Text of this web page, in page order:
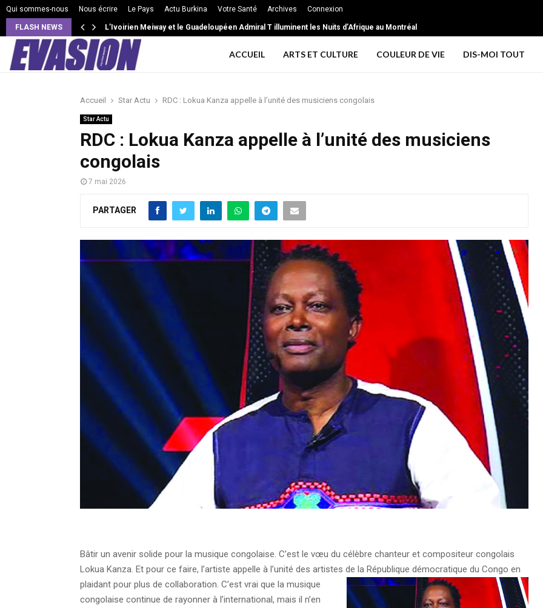
Qui sommes-nous Nous écrire Le Pays Actu Burkina Votre Santé Archives Connexion
FLASH NEWS L’Ivoirien Meiway et le Guadeloupéen Admiral T illuminent les Nuits d’Afrique au Montréal
VIE DE COUPLE: Intensité, isolement, jalousie extrême … les signes d’une relation toxique
ACCUEIL ARTS ET CULTURE COULEUR DE VIE DIS-MOI TOUT
Accueil Star Actu RDC : Lokua Kanza appelle à l’unité des musiciens congolais
Star Actu
RDC : Lokua Kanza appelle à l’unité des musiciens
congolais
7 mai 2026
PARTAGER
Bâtir un avenir solide pour la musique congolaise. C’est le vœu du célèbre chanteur et compositeur congolais
Lokua Kanza. Et pour ce faire, l’artiste appelle à l’unité des artistes de la République démocratique du Congo en
plaidant pour plus de collaboration. C’est vrai que la musique
congolaise continue de rayonner à l’international, mais il n’en